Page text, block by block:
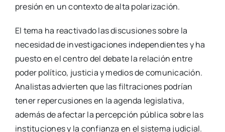
presión en un contexto de alta polarización.
El tema ha reactivado las discusiones sobre la
necesidad de investigaciones independientes y ha
puesto en el centro del debate la relación entre
poder político, justicia y medios de comunicación.
Analistas advierten que las filtraciones podrían
tener repercusiones en la agenda legislativa,
además de afectar la percepción pública sobre las
instituciones y la confianza en el sistema judicial.